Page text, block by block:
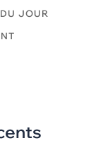
JOUR